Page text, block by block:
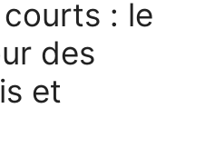
: le
des
et